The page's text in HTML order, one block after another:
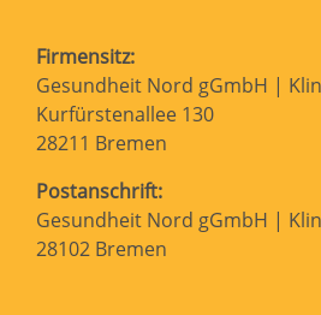
Firmensitz:
Gesundheit Nord gGmbH |
Kurfürstenallee 130
28211 Bremen
Postanschrift:
Gesundheit Nord gGmbH |
28102 Bremen